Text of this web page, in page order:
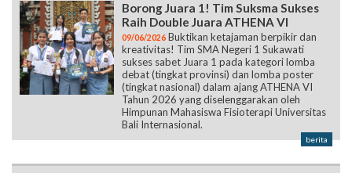
Borong Juara 1! Tim Suksma Sukses
Raih Double Juara ATHENA VI
09/06/2026 Buktikan ketajaman berpikir dan
kreativitas! Tim SMA Negeri 1 Sukawati
sukses sabet Juara 1 pada kategori lomba
debat (tingkat provinsi) dan lomba poster
(tingkat nasional) dalam ajang ATHENA VI
Tahun 2026 yang diselenggarakan oleh
Himpunan Mahasiswa Fisioterapi Universitas
Bali Internasional.
berita